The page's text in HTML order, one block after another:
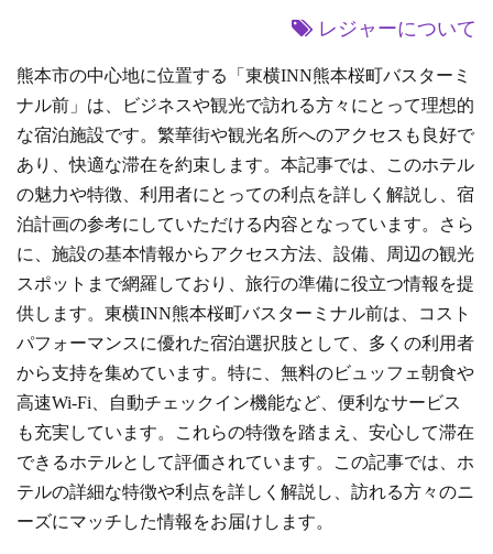
レジャーについて
熊本市の中心地に位置する「東横INN熊本桜町バスターミ
ナル前」は、ビジネスや観光で訪れる方々にとって理想的
な宿泊施設です。繁華街や観光名所へのアクセスも良好で
あり、快適な滞在を約束します。本記事では、このホテル
の魅力や特徴、利用者にとっての利点を詳しく解説し、宿
泊計画の参考にしていただける内容となっています。さら
に、施設の基本情報からアクセス方法、設備、周辺の観光
スポットまで網羅しており、旅行の準備に役立つ情報を提
供します。東横INN熊本桜町バスターミナル前は、コスト
パフォーマンスに優れた宿泊選択肢として、多くの利用者
から支持を集めています。特に、無料のビュッフェ朝食や
高速Wi-Fi、自動チェックイン機能など、便利なサービス
も充実しています。これらの特徴を踏まえ、安心して滞在
できるホテルとして評価されています。この記事では、ホ
テルの詳細な特徴や利点を詳しく解説し、訪れる方々のニ
ーズにマッチした情報をお届けします。